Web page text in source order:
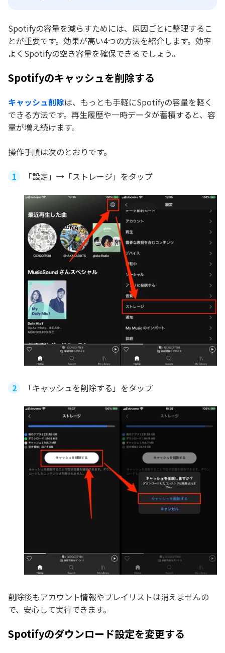
Spotifyの容量を減らすためには、原因ごとに整理するこ
とが重要です。効果が高い4つの方法を紹介します。効率
よくSpotifyの空き容量を確保できるでしょう。
Spotifyのキャッシュを削除する
キャッシュ削除は、もっとも手軽にSpotifyの容量を軽く
できる方法です。再生履歴や一時データが蓄積すると、容
量が増え続けます。
操作手順は次のとおりです。
「設定」→「ストレージ」をタップ
「キャッシュを削除する」をタップ
削除後もアカウント情報やプレイリストは消えませんの
で、安心して実行できます。
Spotifyのダウンロード設定を変更する